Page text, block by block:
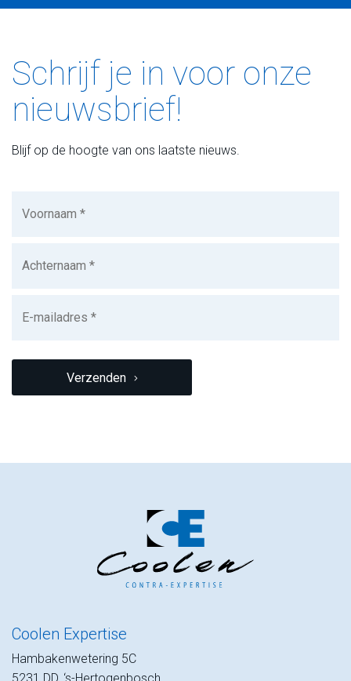
Schrijf je in voor onze
nieuwsbrief!
Blijf op de hoogte van ons laatste nieuws.
mailadres
(Vereist)
Verzenden
Coolen Expertise
Hambakenwetering 5C